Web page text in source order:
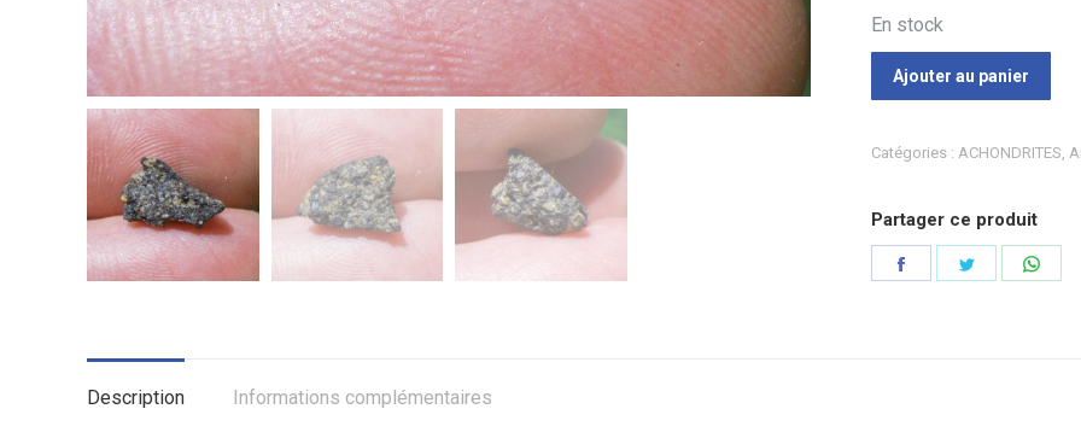
En stock
Ajouter au panier
Catégories : ACHONDRITES,
Partager ce produit
Partager Partager
Description Informations complémentaires